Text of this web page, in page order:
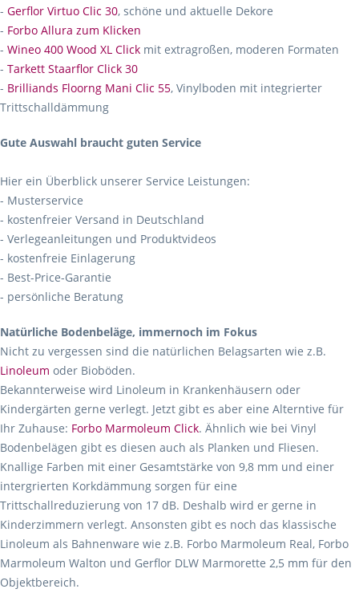
- Gerflor Virtuo Clic 30, schöne und aktuelle Dekore
- Forbo Allura zum Klicken
- Wineo 400 Wood XL Click mit extragroßen, moderen Formaten
- Tarkett Staarflor Click 30
- Brilliands Floorng Mani Clic 55, Vinylboden mit integrierter
Trittschalldämmung
Gute Auswahl braucht guten Service
Hier ein Überblick unserer Service Leistungen:
- Musterservice
- kostenfreier Versand in Deutschland
- Verlegeanleitungen und Produktvideos
- kostenfreie Einlagerung
- Best-Price-Garantie
- persönliche Beratung
Natürliche Bodenbeläge, immernoch im Fokus
Nicht zu vergessen sind die natürlichen Belagsarten wie z.B.
Linoleum oder Bioböden.
Bekannterweise wird Linoleum in Krankenhäusern oder
Kindergärten gerne verlegt. Jetzt gibt es aber eine Alterntive für
Ihr Zuhause: Forbo Marmoleum Click. Ähnlich wie bei Vinyl
Bodenbelägen gibt es diesen auch als Planken und Fliesen.
Knallige Farben mit einer Gesamtstärke von 9,8 mm und einer
intergrierten Korkdämmung sorgen für eine
Trittschallreduzierung von 17 dB. Deshalb wird er gerne in
Kinderzimmern verlegt. Ansonsten gibt es noch das klassische
Linoleum als Bahnenware wie z.B. Forbo Marmoleum Real, Forbo
Marmoleum Walton und Gerflor DLW Marmorette 2,5 mm für den
Objektbereich.